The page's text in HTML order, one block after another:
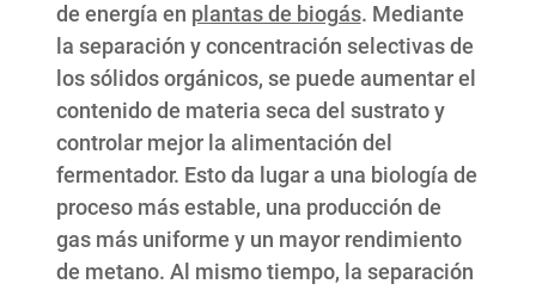
de energía en plantas de biogás. Mediante
la separación y concentración selectivas de
los sólidos orgánicos, se puede aumentar el
contenido de materia seca del sustrato y
controlar mejor la alimentación del
fermentador. Esto da lugar a una biología de
proceso más estable, una producción de
gas más uniforme y un mayor rendimiento
de metano. Al mismo tiempo, la separación